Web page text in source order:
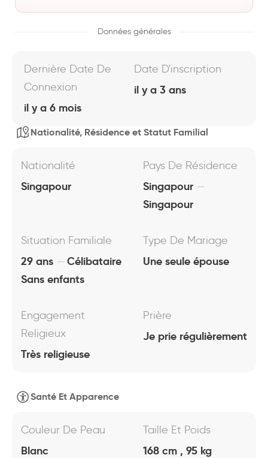
Données générales
Dernière Date De
Connexion
il y a 6 mois
Date D'inscription
il y a 3 ans
Nationalité, Résidence et Statut Familial
Nationalité
Singapour
Pays De Résidence
Singapour
Singapour
Situation Familiale
29 ans
Célibataire
Sans enfants
Type De Mariage
Une seule épouse
Engagement
Religieux
Très religieuse
Prière
Je prie régulièrement
Santé Et Apparence
Couleur De Peau
Blanc
Taille Et Poids
168 cm , 95 kg